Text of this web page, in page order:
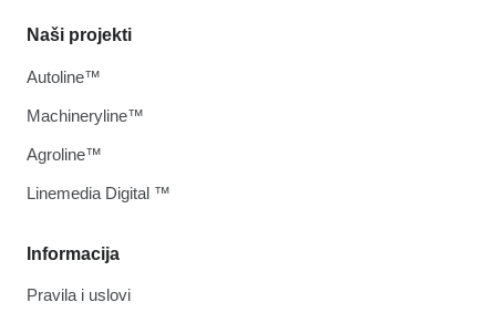
Informacija
Pravila i uslovi
Naši projekti
Autoline™
Machineryline™
Agroline™
Linemedia Digital ™